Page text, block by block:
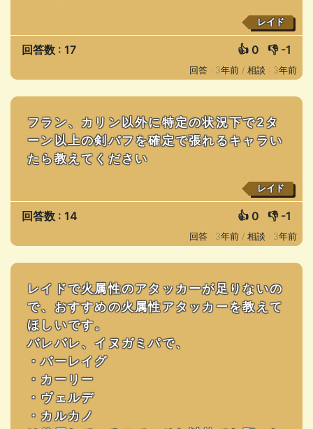
レイド
回答数 : 17 👍 0 👎 -1
回答 : 3年前 / 相談 : 3年前
フラン、カリン以外に特定の状況下で2タ
ーン以上の剣バフを確定で張れるキャラい
たら教えてください
レイド
回答数 : 14 👍 0 👎 -1
回答 : 3年前 / 相談 : 3年前
レイドで火属性のアタッカーが足りないの
で、おすすめの火属性アタッカーを教えて
ほしいです。
バレバレ、イヌガミパで、
・バーレイグ
・カーリー
・ヴェルデ
・カルカノ